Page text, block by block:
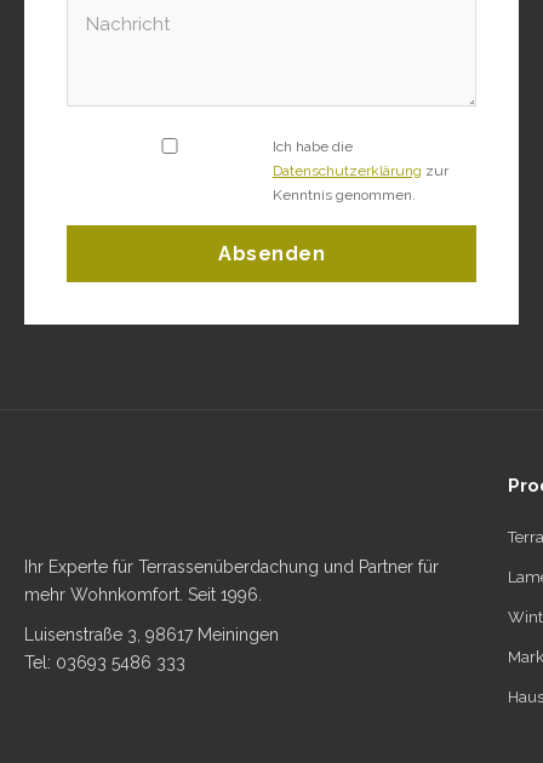
Ich habe die
Datenschutzerklärung zur
Kenntnis genommen.
Absenden
Ihr Experte für Terrassenüberdachung und Partner für
mehr Wohnkomfort. Seit 1996.
Luisenstraße 3, 98617 Meiningen
Tel: 03693 5486 333